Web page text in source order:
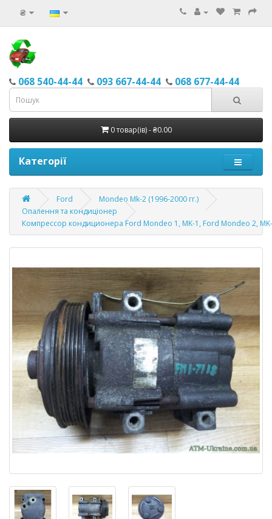
₴
068 540-44-44 093 667-44-44 068 677-44-44
0 товар(ів) - ₴0.00
Категорії
Ford
Mondeo Mk-2 (1996-2000 гг.)
Опалення та кондиціонер
Компрессор кондиционера Ford Mondeo 1, MK-1, Ford Mondeo 2,